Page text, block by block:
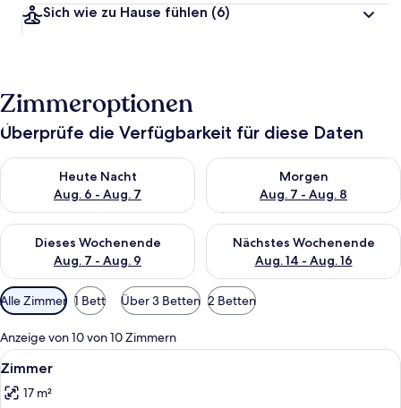
Sich wie zu Hause fühlen (6)
Zimmeroptionen
Überprüfe die Verfügbarkeit für diese Daten
Heute Nacht
Aug. 6 - Aug. 7
Überprüfe die Verfügbarkeit für heute Nacht, Aug. 6 - Aug. 7.
Morgen
Aug. 7 - Aug. 8
Überprüfe die Verfügbarkeit
Dieses Wochenende
Aug. 7 - Aug. 9
Überprüfe die Verfügbarkeit für dieses Wochenende, Aug. 7
Nächstes Wochenende
Aug. 14 - Aug. 16
Überprüfe die Verfügbarkeit
Verfügbare
Filter
für
Zimmer
Alle Zimmer 1 Bett Über 3 Betten 2 Betten
Anzeige von 10 von 10 Zimmern
Alle
Fotos
für
Zimmersafe, Schreibtisch,
8
Zimmer
17 m²